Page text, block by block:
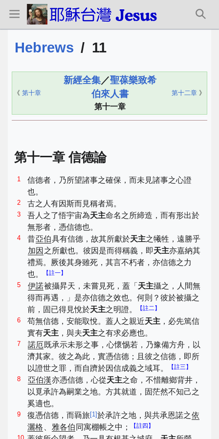
Hebrews / 11
《 第十章
新經全集／聖葆樂致希
伯來人書
第十一章
第十二章 》
第十一章 信德論
1
信德者，乃所望諸事之確保，而未見諸事之心證
也。
2 古之人有因斯而見稱者焉。
3 吾人之了悟宇宙為天主命名之所締造，而有形出於
無形者，憑信德也。
4 昔亞伯具有信德，故其所獻於天主之犧牲，遠勝乎
加因 之所獻也。彼因是而得稱義，即天主亦嘉納其
禮焉。厥後其身雖死，其言不朽者，亦信德之力
也。
【註一】
5 伊諾被攝昇天，未嘗見死，蓋「 天主攝之，人間無
得而再遇，」是亦信德之效也。何則？彼於被攝之
前，固已得見悅於天主之明證。 【註二】
6 苟無信德，安能取悅。蓋人之親近天主 ，必先篤信
實有天主 ，與夫天主之有求必應也。
7 諾厄既承示未形之事，心懷惕若，乃豫備方舟，以
濟其家。彼之為此，實憑信德；且彼之信德，即所
以證世之罪，而自躋於因信成義之域耳。
【註三】
8 亞伯漢亦憑信德，心從天主之命，不惜離鄉背井，
以覓承許為嗣業之地。方其就道，固茫然不知己之
奚適也。
9 復憑信德，而羇旅 [1]於承許之地，與共承恩諾之依
灑格 、 雅各伯 同寓棚帳之中； 【註四】